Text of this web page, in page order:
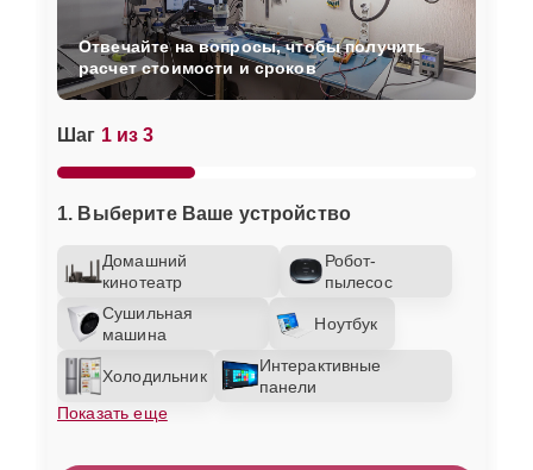
Шаг 1 из 3
1. Выберите Ваше устройство
Домашний
кинотеатр
Робот-
пылесос
Сушильная
машина
Ноутбук
Холодильник
Интерактивные
панели
Показать еще
Отвечайте на вопросы, чтобы получить
расчет стоимости и сроков